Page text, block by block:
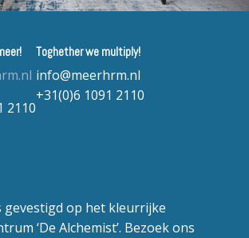
2110
Toghether we multiply!
info@meerhrm.nl
+31(0)6 1091 2110
gevestigd op het kleurrijke
‘De Alchemist’. Bezoek ons